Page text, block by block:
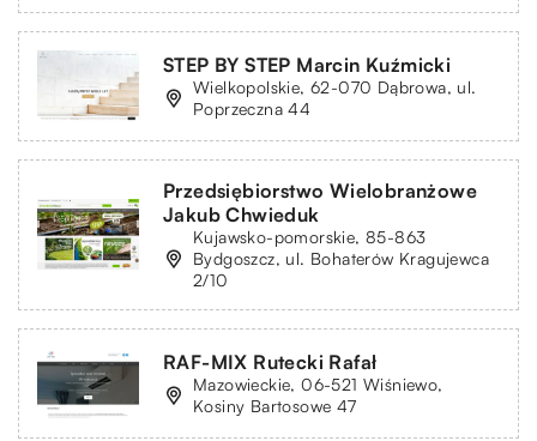
STEP BY STEP Marcin Kuźmicki
Wielkopolskie, 62-070 Dąbrowa, ul.
Poprzeczna 44
Przedsiębiorstwo Wielobranżowe
Jakub Chwieduk
Kujawsko-pomorskie, 85-863
Bydgoszcz, ul. Bohaterów Kragujewca
2/10
RAF-MIX Rutecki Rafał
Mazowieckie, 06-521 Wiśniewo,
Kosiny Bartosowe 47